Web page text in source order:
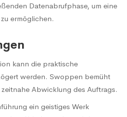
Datenabrufphase, um eine
ermöglichen.
kann die praktische
werden. Swoppen bemüht
Abwicklung des Auftrags.
ein geistiges Werk